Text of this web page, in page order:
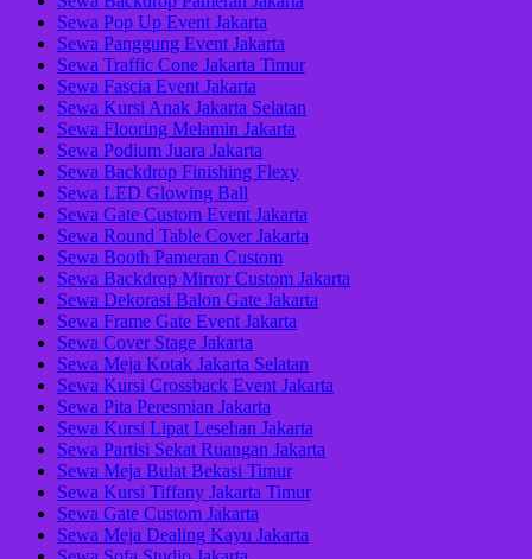
Sewa Pop Up Event Jakarta
Sewa Panggung Event Jakarta
Sewa Traffic Cone Jakarta Timur
Sewa Fascia Event Jakarta
Sewa Kursi Anak Jakarta Selatan
Sewa Flooring Melamin Jakarta
Sewa Podium Juara Jakarta
Sewa Backdrop Finishing Flexy
Sewa LED Glowing Ball
Sewa Gate Custom Event Jakarta
Sewa Round Table Cover Jakarta
Sewa Booth Pameran Custom
Sewa Backdrop Mirror Custom Jakarta
Sewa Dekorasi Balon Gate Jakarta
Sewa Frame Gate Event Jakarta
Sewa Cover Stage Jakarta
Sewa Meja Kotak Jakarta Selatan
Sewa Kursi Crossback Event Jakarta
Sewa Pita Peresmian Jakarta
Sewa Kursi Lipat Lesehan Jakarta
Sewa Partisi Sekat Ruangan Jakarta
Sewa Meja Bulat Bekasi Timur
Sewa Kursi Tiffany Jakarta Timur
Sewa Gate Custom Jakarta
Sewa Meja Dealing Kayu Jakarta